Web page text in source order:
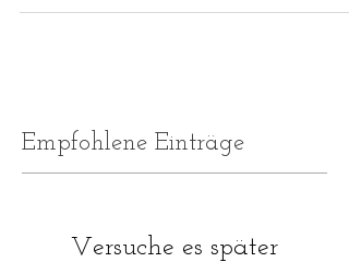
Empfohlene Einträge
Versuche es später